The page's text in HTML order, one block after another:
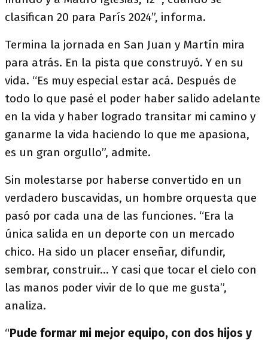
clasifican 20 para París 2024”, informa.
Termina la jornada en San Juan y Martín mira
para atrás. En la pista que construyó. Y en su
vida. “Es muy especial estar acá. Después de
todo lo que pasé el poder haber salido adelante
en la vida y haber logrado transitar mi camino y
ganarme la vida haciendo lo que me apasiona,
es un gran orgullo”, admite.
Sin molestarse por haberse convertido en un
verdadero buscavidas, un hombre orquesta que
pasó por cada una de las funciones. “Era la
única salida en un deporte con un mercado
chico. Ha sido un placer enseñar, difundir,
sembrar, construir… Y casi que tocar el cielo con
las manos poder vivir de lo que me gusta”,
analiza.
“Pude formar mi mejor equipo, con dos hijos y